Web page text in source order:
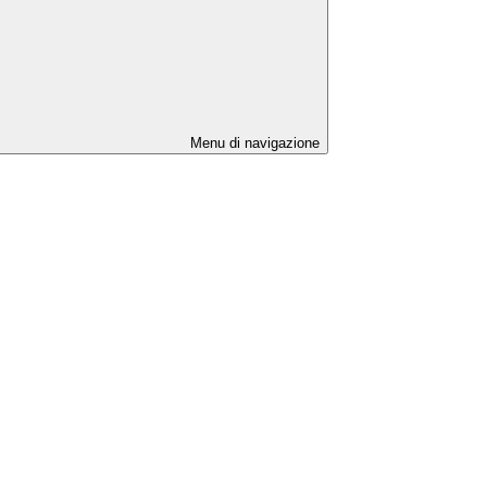
Menu di navigazione